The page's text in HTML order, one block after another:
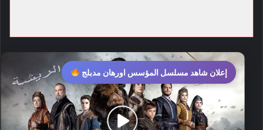
إعلان شاهد مسلسل المؤسس اورهان مدبلج